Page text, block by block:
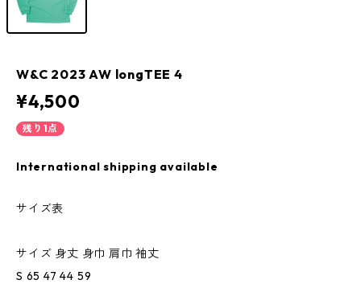
W&C 2023 AW longTEE 4
¥4,500
残り1点
International shipping available
サイズ表
サイズ 身丈 身巾 肩巾 袖丈
S 65 47 44 59